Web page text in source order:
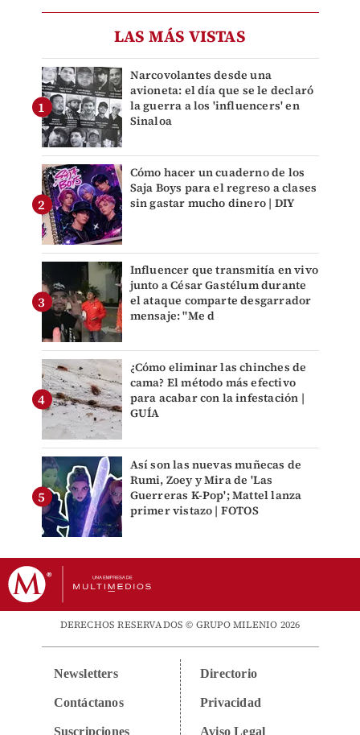
LAS MÁS VISTAS
Narcovolantes desde una
avioneta: el día que se le declaró
la guerra a los 'influencers' en
Sinaloa
Cómo hacer un cuaderno de los
Saja Boys para el regreso a clases
sin gastar mucho dinero | DIY
Influencer que transmitía en vivo
junto a César Gastélum durante
el ataque comparte desgarrador
mensaje: "Me d
¿Cómo eliminar las chinches de
cama? El método más efectivo
para acabar con la infestación |
GUÍA
Así son las nuevas muñecas de
Rumi, Zoey y Mira de 'Las
Guerreras K-Pop'; Mattel lanza
primer vistazo | FOTOS
DERECHOS RESERVADOS © GRUPO MILENIO 2026
Newsletters
Contáctanos
Suscripciones
Directorio
Privacidad
Aviso Legal